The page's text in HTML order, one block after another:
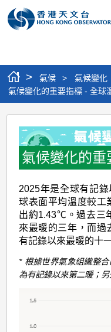
> 氣候 > 氣候變化
氣候變化的重要指標 - 全球
氣
候
變
的
重
要
指
標
氣候變化的
2025年是全球有記
球表面平均溫度較工
出約1.43℃。過去三
來最暖的三年，而過
有記錄以來最暖的十
* 根據世界氣象組織整
為有記錄以來第二暖；